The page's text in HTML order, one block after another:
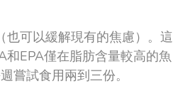
可以緩解現有的焦慮）。這
EPA僅在脂肪含量較高的魚
嘗試食用兩到三份。